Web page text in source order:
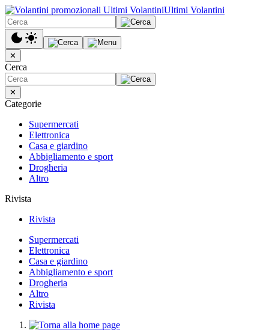
Ultimi Volantini
✕
Cerca
✕
Categorie
Supermercati
Elettronica
Casa e giardino
Abbigliamento e sport
Drogheria
Altro
Rivista
Rivista
Supermercati
Elettronica
Casa e giardino
Abbigliamento e sport
Drogheria
Altro
Rivista